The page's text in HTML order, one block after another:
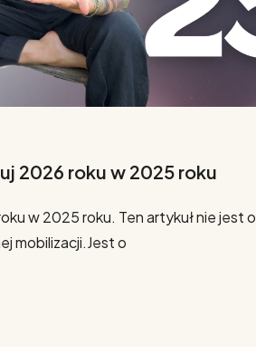
2026 roku w 2025 roku
w 2025 roku. Ten artykuł nie jest o
mobilizacji.Jest o